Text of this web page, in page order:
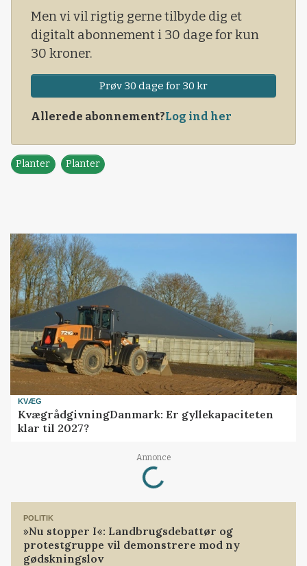
Men vi vil rigtig gerne tilbyde dig et
digitalt abonnement i 30 dage for kun
30 kroner.
Prøv 30 dage for 30 kr
Allerede abonnement?Log ind her
Planter Planter
KVÆG
KvægrådgivningDanmark: Er gyllekapaciteten
klar til 2027?
Annonce
Loading...
POLITIK
»Nu stopper I«: Landbrugsdebattør og
protestgruppe vil demonstrere mod ny
gødskningslov